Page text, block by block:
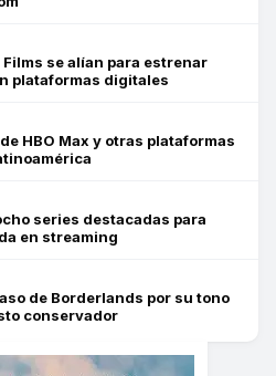
se alían para estrenar
plataformas digitales
HBO Max y otras plataformas
series destacadas para
en streaming
de Borderlands por su tono
conservador